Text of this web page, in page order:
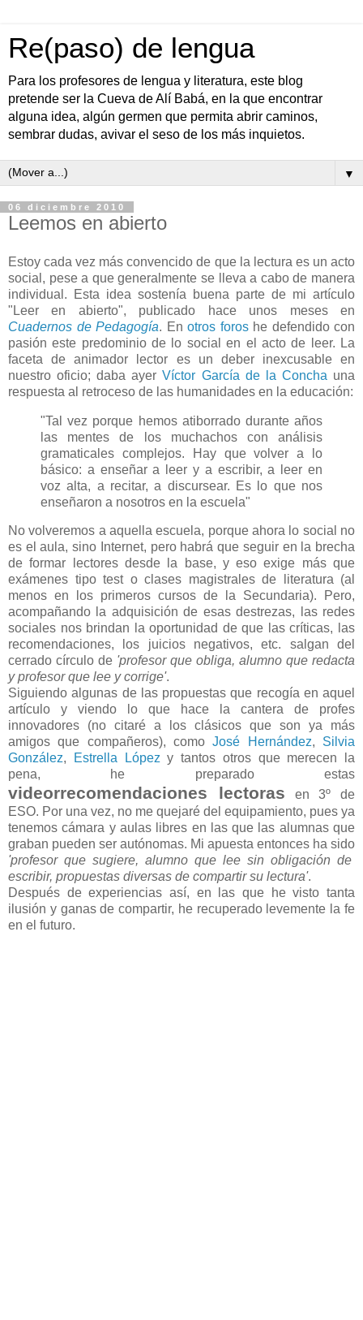
Re(paso) de lengua
Para los profesores de lengua y literatura, este blog
pretende ser la Cueva de Alí Babá, en la que encontrar
alguna idea, algún germen que permita abrir caminos,
sembrar dudas, avivar el seso de los más inquietos.
▼
06 diciembre 2010
Leemos en abierto
Estoy cada vez más convencido de que la lectura es un acto
social, pese a que generalmente se lleva a cabo de manera
individual. Esta idea sostenía buena parte de mi artículo
"Leer en abierto", publicado hace unos meses en
Cuadernos de Pedagogía. En otros foroshe defendido con
pasión este predominio de lo social en el acto de leer. La
faceta de animador lector es un deber inexcusable en
nuestro oficio; daba ayerVíctor García de la Concha una
respuesta al retroceso de las humanidades en la educación:
"Tal vez porque hemos atiborrado durante años
las mentes de los muchachos con análisis
gramaticales complejos. Hay que volver a lo
básico: a enseñar a leer y a escribir, a leer en
voz alta, a recitar, a discursear. Es lo que nos
enseñaron a nosotros en la escuela"
No volveremos a aquella escuela, porque ahora lo social no
es el aula, sino Internet, pero habrá que seguir en la brecha
de formar lectores desde la base, y eso exige más que
exámenes tipo test o clases magistrales de literatura (al
menos en los primeros cursos de la Secundaria). Pero,
acompañando la adquisición de esas destrezas, las redes
sociales nos brindan la oportunidad de que las críticas, las
recomendaciones, los juicios negativos, etc. salgan del
cerrado círculo de 'profesor que obliga, alumno que redacta
y profesor que lee y corrige'.
Siguiendo algunas de las propuestas que recogía en aquel
artículo y viendo lo que hace la cantera de profes
innovadores (no citaré a los clásicos que son ya más
amigos que compañeros), comoJosé Hernández, Silvia
González, Estrella Lópezy tantos otros que merecen la
pena, he preparado estas
videorrecomendaciones lectoras en 3º de
ESO. Por una vez, no me quejaré del equipamiento, pues ya
tenemos cámara y aulas libres en las que las alumnas que
graban pueden ser autónomas. Mi apuesta entonces ha sido
'profesor que sugiere, alumno que lee sin obligación de
escribir, propuestas diversas de compartir su lectura'.
Después de experiencias así, en las que he visto tanta
ilusión y ganas de compartir, he recuperado levemente la fe
en el futuro.